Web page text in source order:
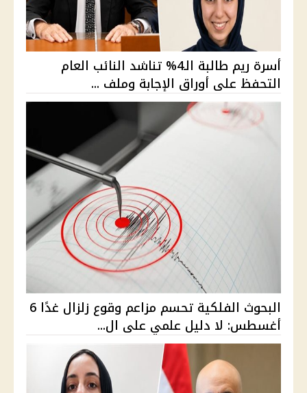
أسرة ريم طالبة الـ4% تناشد النائب العام
التحفظ على أوراق الإجابة وملف ...
البحوث الفلكية تحسم مزاعم وقوع زلزال غدًا 6
أغسطس: لا دليل علمي على ال...